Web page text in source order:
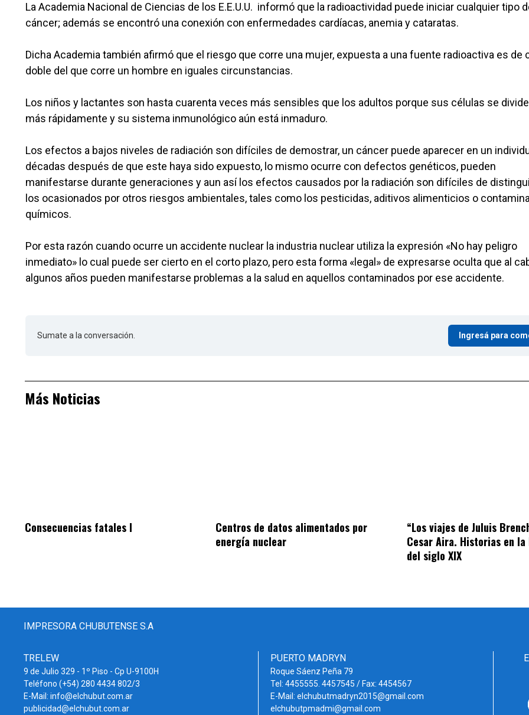
La Academia Nacional de Ciencias de los E.E.U.U. informó que la radioactividad puede iniciar cualquier tipo
cáncer; además se encontró una conexión con enfermedades cardíacas, anemia y cataratas.
Dicha Academia también afirmó que el riesgo que corre una mujer, expuesta a una fuente radioactiva es de
doble del que corre un hombre en iguales circunstancias.
Los niños y lactantes son hasta cuarenta veces más sensibles que los adultos porque sus células se
más rápidamente y su sistema inmunológico aún está inmaduro.
Los efectos a bajos niveles de radiación son difíciles de demostrar, un cáncer puede aparecer en un
décadas después de que este haya sido expuesto, lo mismo ocurre con defectos genéticos, pueden
manifestarse durante generaciones y aun así los efectos causados por la radiación son difíciles de
los ocasionados por otros riesgos ambientales, tales como los pesticidas, aditivos alimenticios o
químicos.
Por esta razón cuando ocurre un accidente nuclear la industria nuclear utiliza la expresión «No hay peligro
inmediato» lo cual puede ser cierto en el corto plazo, pero esta forma «legal» de expresarse oculta que al
algunos años pueden manifestarse problemas a la salud en aquellos contaminados por ese accidente.
Sumate a la conversación. Ingresá para
Más Noticias
Consecuencias fatales I
Centros de datos alimentados por
energía nuclear
“Los viajes de Juluis
Cesar Aira. Historias en la
del siglo XIX
IMPRESORA CHUBUTENSE S.A
TRELEW
9 de Julio 329 - 1º Piso - Cp U-9100H
Teléfono (+54) 280 4434 802/3
E-Mail: info@elchubut.com.ar
publicidad@elchubut.com.ar
PUERTO MADRYN
Roque Sáenz Peña 79
Tel: 4455555. 4457545 / Fax: 4454567
E-Mail: elchubutmadryn2015@gmail.com
elchubutpmadmi@gmail.com